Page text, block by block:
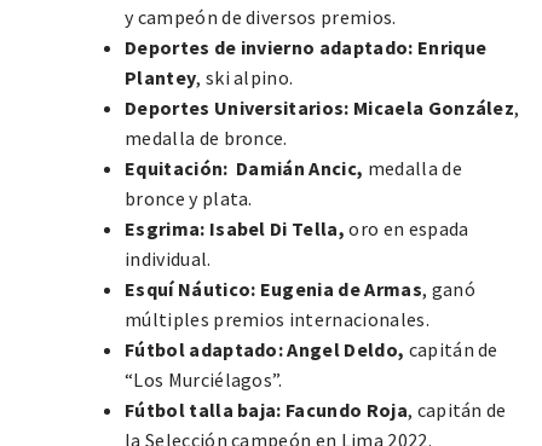
y campeón de diversos premios.
Deportes de invierno adaptado: Enrique
Plantey, ski alpino.
Deportes Universitarios: Micaela González,
medalla de bronce.
Equitación: Damián Ancic, medalla de
bronce y plata.
Esgrima: Isabel Di Tella,oro en espada
individual.
Esquí Náutico: Eugenia de Armas, ganó
múltiples premios internacionales.
Fútbol adaptado: Angel Deldo, capitán de
“Los Murciélagos”.
Fútbol talla baja: Facundo Roja, capitán de
la Selección campeón en Lima 2022.